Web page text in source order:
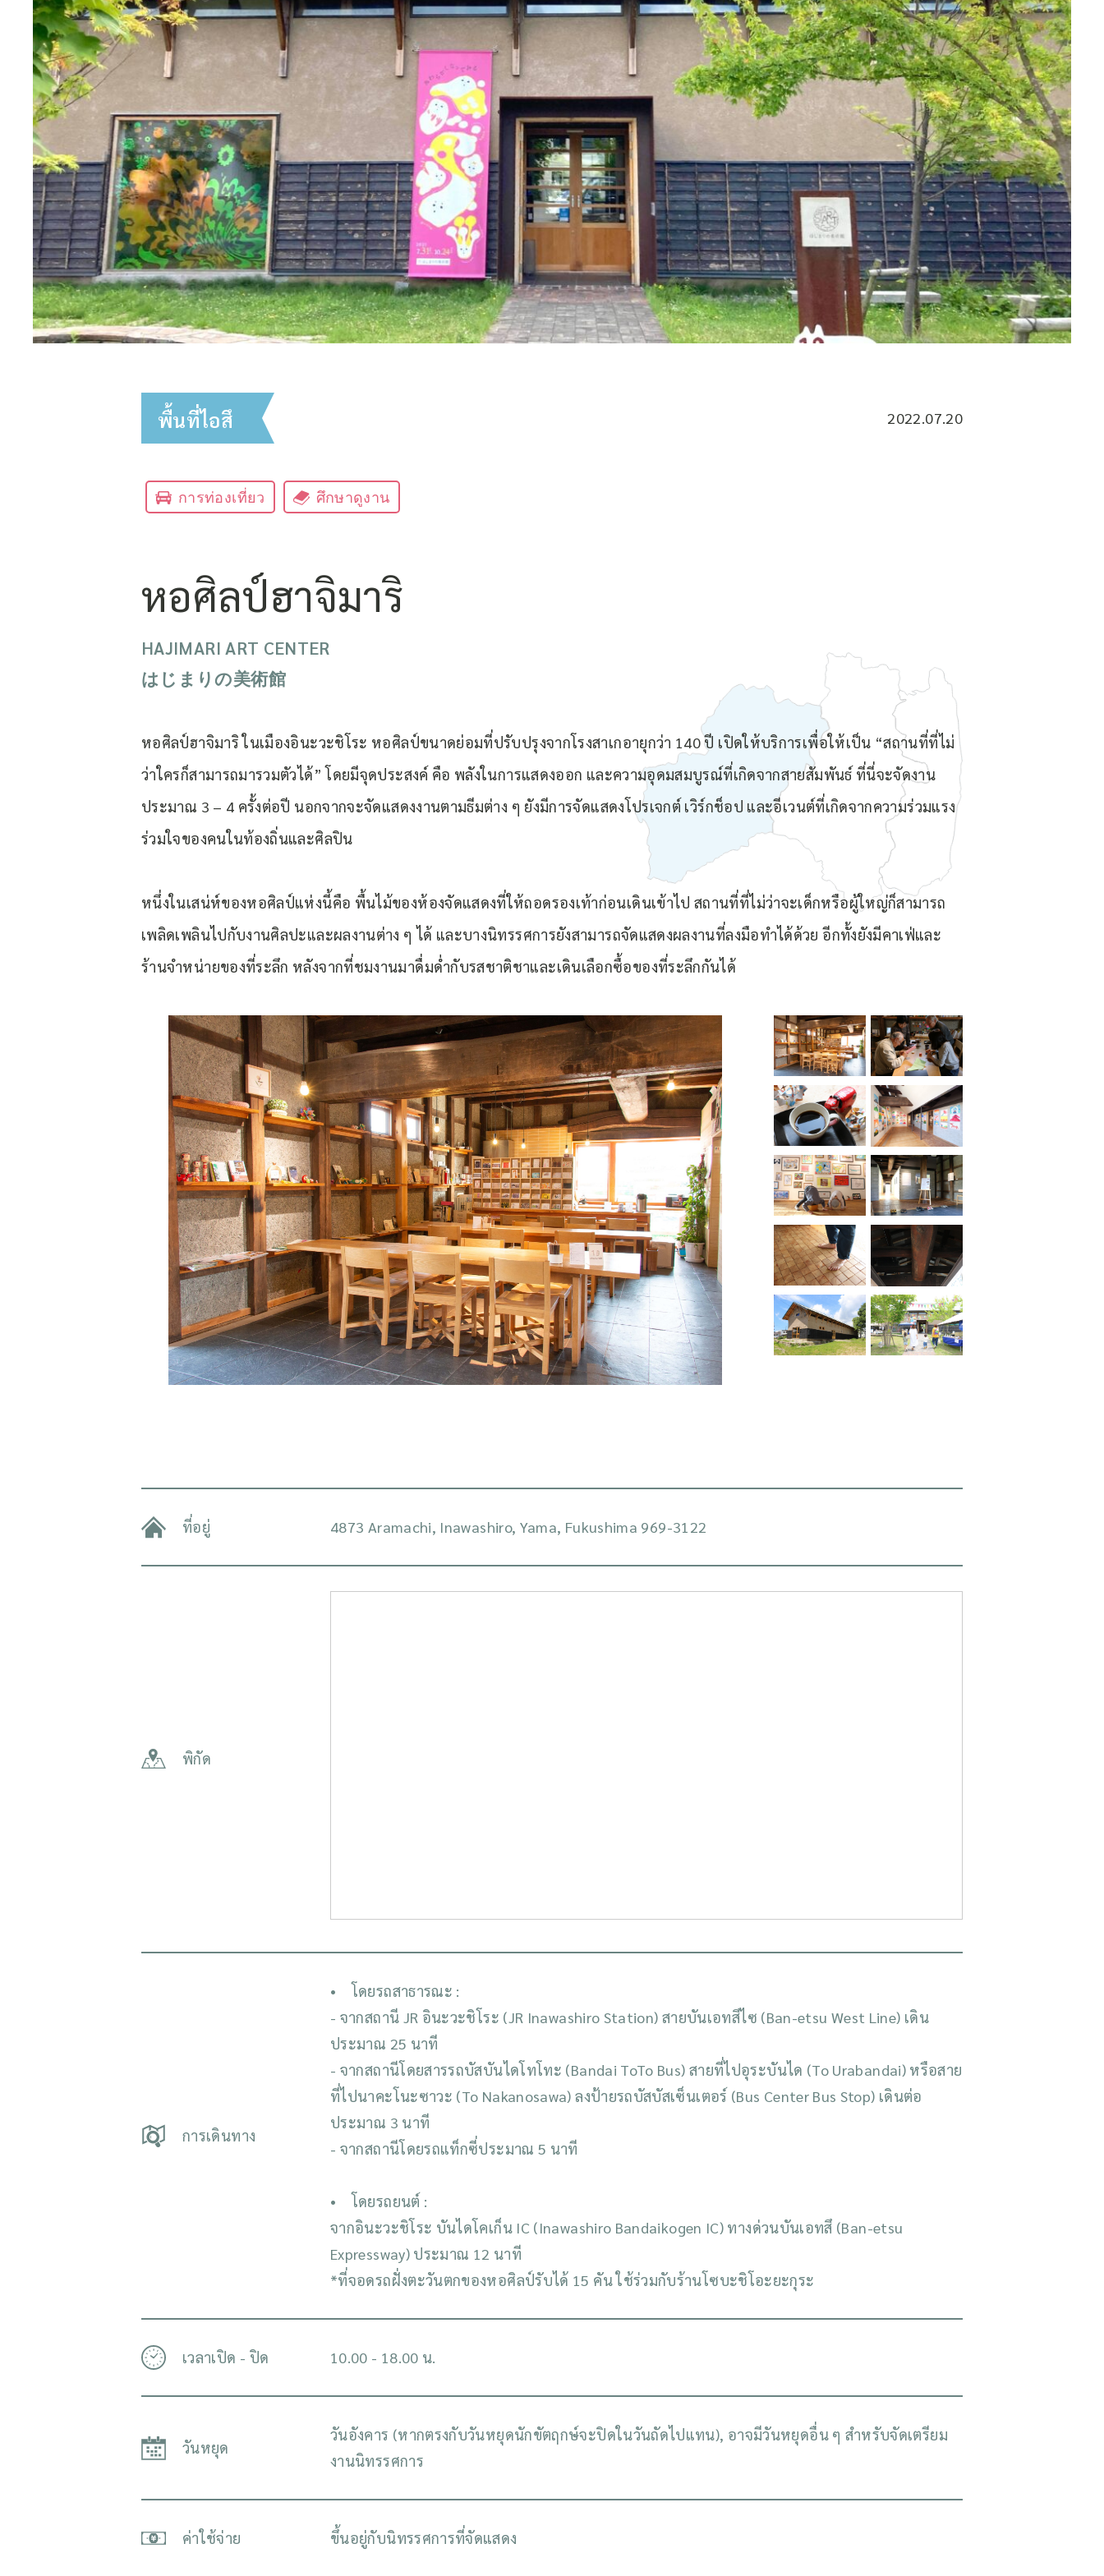
พื้นที่ไอสึ 2022.07.20
การท่องเที่ยว ศึกษาดูงาน
หอศิลป์ฮาจิมาริ
HAJIMARI ART CENTER
はじまりの美術館
หอศิลป์ฮาจิมาริ ในเมืองอินะวะชิโระ หอศิลป์ขนาดย่อมที่ปรับปรุงจากโรงสาเกอายุกว่า 140 ปี เปิดให้บริการเพื่อให้เป็น “สถานที่ที่ไม่
ว่าใครก็สามารถมารวมตัวได้” โดยมีจุดประสงค์ คือ พลังในการแสดงออก และความอุดมสมบูรณ์ที่เกิดจากสายสัมพันธ์ ที่นี่จะจัดงาน
ประมาณ 3 – 4 ครั้งต่อปี นอกจากจะจัดแสดงงานตามธีมต่าง ๆ ยังมีการจัดแสดงโปรเจกต์ เวิร์กช็อป และอีเวนต์ที่เกิดจากความร่วมแรง
ร่วมใจของคนในท้องถิ่นและศิลปิน
หนึ่งในเสน่ห์ของหอศิลป์แห่งนี้คือ พื้นไม้ของห้องจัดแสดงที่ให้ถอดรองเท้าก่อนเดินเข้าไป สถานที่ที่ไม่ว่าจะเด็กหรือผู้ใหญ่ก็สามารถ
เพลิดเพลินไปกับงานศิลปะและผลงานต่าง ๆ ได้ และบางนิทรรศการยังสามารถจัดแสดงผลงานที่ลงมือทำได้ด้วย อีกทั้งยังมีคาเฟ่และ
ร้านจำหน่ายของที่ระลึก หลังจากที่ชมงานมาดื่มด่ำกับรสชาติชาและเดินเลือกซื้อของที่ระลึกกันได้
ที่อยู่ 4873 Aramachi, Inawashiro, Yama, Fukushima 969-3122
พิกัด
การเดินทาง
• โดยรถสาธารณะ :
- จากสถานี JR อินะวะชิโระ (JR Inawashiro Station) สายบันเอทสึไซ (Ban-etsu West Line) เดิน
ประมาณ 25 นาที
- จากสถานีโดยสารรถบัสบันไดโทโทะ (Bandai ToTo Bus) สายที่ไปอุระบันได (To Urabandai) หรือสาย
ที่ไปนาคะโนะซาวะ (To Nakanosawa) ลงป้ายรถบัสบัสเซ็นเตอร์ (Bus Center Bus Stop) เดินต่อ
ประมาณ 3 นาที
- จากสถานีโดยรถแท็กซี่ประมาณ 5 นาที
• โดยรถยนต์ :
จากอินะวะชิโระ บันไดโคเก็น IC (Inawashiro Bandaikogen IC) ทางด่วนบันเอทสึ (Ban-etsu
Expressway) ประมาณ 12 นาที
*ที่จอดรถฝั่งตะวันตกของหอศิลป์รับได้ 15 คัน ใช้ร่วมกับร้านโซบะชิโอะยะกุระ
เวลาเปิด - ปิด 10.00 - 18.00 น.
วันหยุด
วันอังคาร (หากตรงกับวันหยุดนักขัตฤกษ์จะปิดในวันถัดไปแทน), อาจมีวันหยุดอื่น ๆ สำหรับจัดเตรียม
งานนิทรรศการ
ค่าใช้จ่าย ขึ้นอยู่กับนิทรรศการที่จัดแสดง